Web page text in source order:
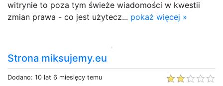
witrynie to poza tym świeże wiadomości w kwestii
zmian prawa - co jest użytecz... pokaż więcej »
Strona miksujemy.eu
Dodano: 10 lat 6 miesięcy temu